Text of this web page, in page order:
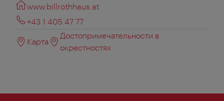
www.billrothhaus.at
+43 1 405 47 77
Карта
Достопримечательности в
окрестностях